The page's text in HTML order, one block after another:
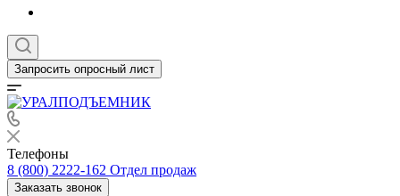
Запросить опросный лист
Телефоны
8 (800) 2222-162 Отдел продаж
Заказать звонок